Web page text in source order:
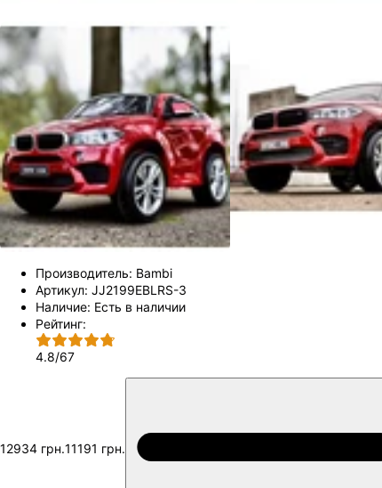
Производитель: Bambi
Артикул: JJ2199EBLRS-3
Наличие: Есть в наличии
Рейтинг:
4.8/67
12934 грн.11191 грн.